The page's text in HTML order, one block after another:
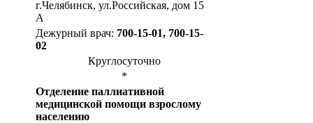
г.Челябинск, ул.Российская, дом 15
А
Дежурный врач: 700-15-01, 700-15-
02
Круглосуточно
*
Отделение паллиативной
медицинской помощи взрослому
населению